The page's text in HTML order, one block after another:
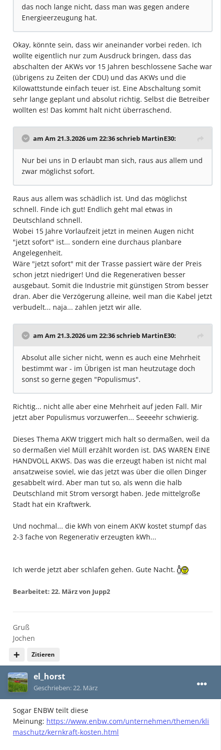
das noch lange nicht, dass man was gegen andere
Energieerzeugung hat.
Okay, könnte sein, dass wir aneinander vorbei reden. Ich
wollte eigentlich nur zum Ausdruck bringen, dass das
abschalten der AKWs vor 15 Jahren beschlossene Sache war
(übrigens zu Zeiten der CDU) und das AKWs und die
Kilowattstunde einfach teuer ist. Eine Abschaltung somit
sehr lange geplant und absolut richtig. Selbst die Betreiber
wollten es! Das kommt halt nicht überraschend.
am Am 21.3.2026 um 22:36 schrieb MartinE30:
Nur bei uns in D erlaubt man sich, raus aus allem und
zwar möglichst sofort.
Raus aus allem was schädlich ist. Und das möglichst
schnell. Finde ich gut! Endlich geht mal etwas in
Deutschland schnell.
Wobei 15 Jahre Vorlaufzeit jetzt in meinen Augen nicht
"jetzt sofort" ist... sondern eine durchaus planbare
Angelegenheit.
Wäre "jetzt sofort" mit der Trasse passiert wäre der Preis
schon jetzt niedriger! Und die Regenerativen besser
ausgebaut. Somit die Industrie mit günstigen Strom besser
dran. Aber die Verzögerung alleine, weil man die Kabel jetzt
verbudelt... naja... zahlen jetzt wir alle.
am Am 21.3.2026 um 22:36 schrieb MartinE30:
Absolut alle sicher nicht, wenn es auch eine Mehrheit
bestimmt war - im Übrigen ist man heutzutage doch
sonst so gerne gegen "Populismus".
Richtig... nicht alle aber eine Mehrheit auf jeden Fall. Mir
jetzt aber Populismus vorzuwerfen... Seeeehr schwierig.
Dieses Thema AKW triggert mich halt so dermaßen, weil da
so dermaßen viel Müll erzählt worden ist. DAS WAREN EINE
HANDVOLL AKWS. Das was die erzeugt haben ist nicht mal
ansatzweise soviel, wie das jetzt was über die ollen Dinger
gesabbelt wird. Aber man tut so, als wenn die halb
Deutschland mit Strom versorgt haben. Jede mittelgroße
Stadt hat ein Kraftwerk.
Und nochmal... die kWh von einem AKW kostet stumpf das
2-3 fache von Regenerativ erzeugten kWh...
Ich werde jetzt aber schlafen gehen. Gute Nacht.
Bearbeitet: 22. Märzvon Jupp2
Zitieren
Gruß
Jochen
el_horst
Geschrieben:22. März
Sogar ENBW teilt diese
Meinung: https://www.enbw.com/unternehmen/themen/kli
maschutz/kernkraft-kosten.html